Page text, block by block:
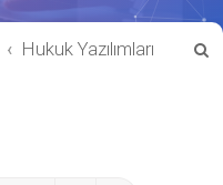
Hukuk Yazılımları